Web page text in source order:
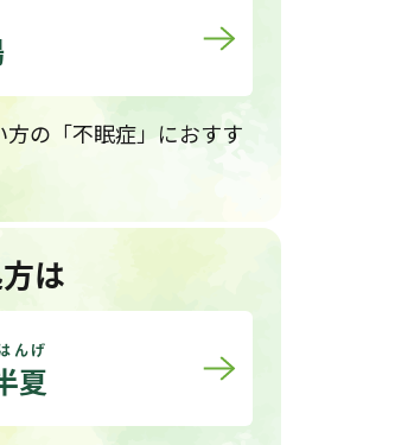
の「不眠症」におすす
は
夏
んげ